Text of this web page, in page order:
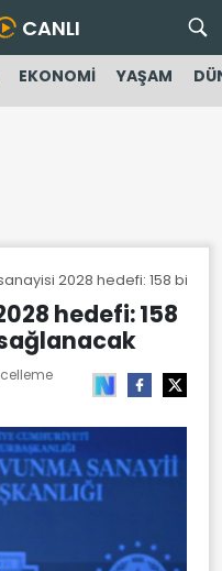
CANLI
EKONOMİ YAŞAM
2028 hedefi: 158 bin
hedefi: 158